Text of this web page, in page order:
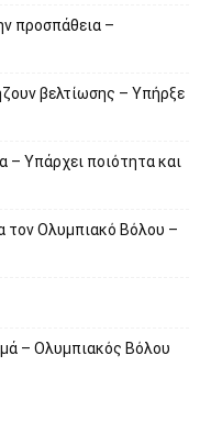
προσπάθεια –
βελτίωσης – Υπήρξε
– Υπάρχει ποιότητα και
τον Ολυμπιακό Βόλου –
– Ολυμπιακός Βόλου